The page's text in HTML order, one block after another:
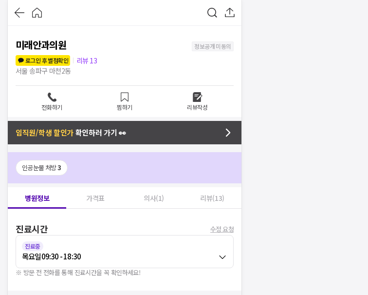
미래안과의원
정보공개 미동의
로그인 후 별점확인
리뷰 13
서울 송파구 마천2동
전화하기 찜하기 리뷰작성
임직원/학생 할인가확인하러 가기 👀
인공눈물 처방3
병원정보 가격표 의사(1) 리뷰(13)
진료시간 수정 요청
진료중
목요일09:30 - 18:30
※ 방문 전 전화를 통해 진료시간을 꼭 확인하세요!